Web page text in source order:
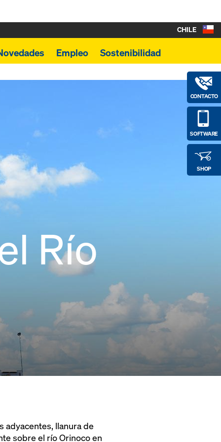
Empleo Sostenibilidad
CONTACTO
SOFTWARE
SHOP
CHILE
Río
adyacentes, llanura de
sobre el río Orinoco en